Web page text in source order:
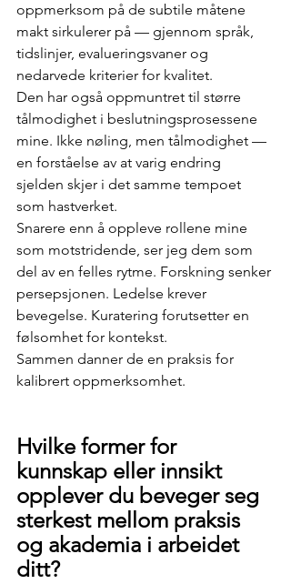
oppmerksom på de subtile måtene
makt sirkulerer på — gjennom språk,
tidslinjer, evalueringsvaner og
nedarvede kriterier for kvalitet.
Den har også oppmuntret til større
tålmodighet i beslutningsprosessene
mine. Ikke nøling, men tålmodighet —
en forståelse av at varig endring
sjelden skjer i det samme tempoet
som hastverket.
Snarere enn å oppleve rollene mine
som motstridende, ser jeg dem som
del av en felles rytme. Forskning senker
persepsjonen. Ledelse krever
bevegelse. Kuratering forutsetter en
følsomhet for kontekst.
Sammen danner de en praksis for
kalibrert oppmerksomhet.
Hvilke former for
kunnskap eller innsikt
opplever du beveger seg
sterkest mellom praksis
og akademia i arbeidet
ditt?